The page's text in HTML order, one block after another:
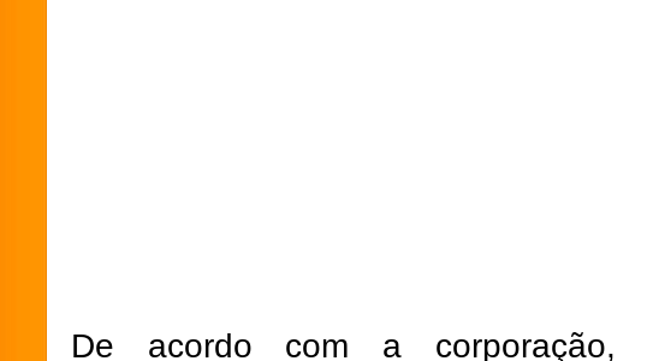
De acordo com a corporação,